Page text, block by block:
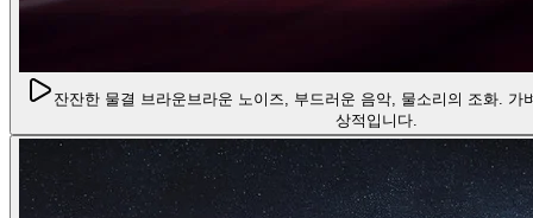
잔잔한 물결 브라운 브라운 노이즈, 부드러운 음악, 물소리의 조화. 가
상적입니다.